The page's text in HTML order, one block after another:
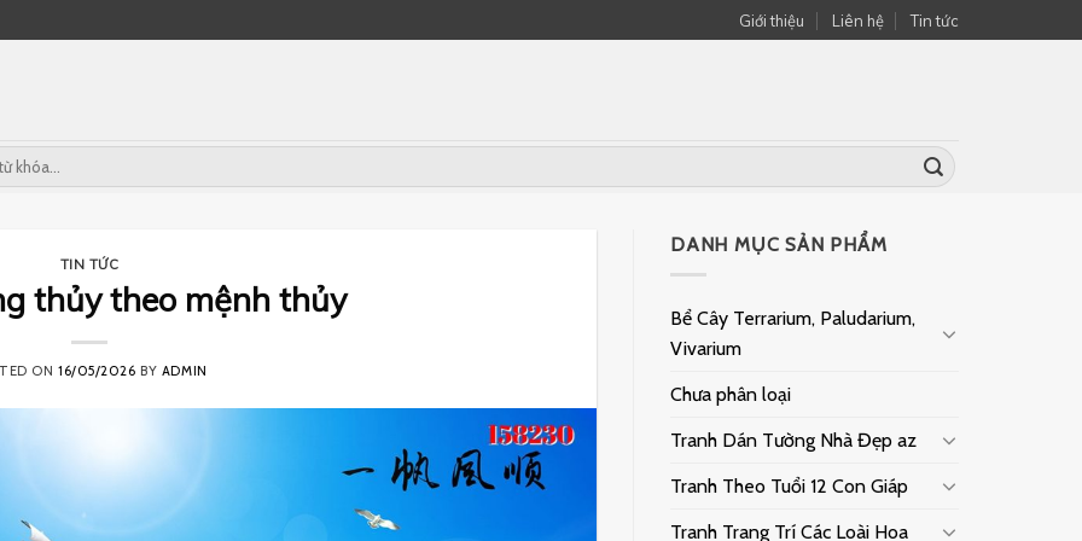
Giới thiệu Liên hệ Tin tức
TIN TỨC
thủy theo mệnh thủy
ON 16/05/2026 BY ADMIN
DANH MỤC SẢN PHẨM
Bể Cây Terrarium, Paludarium,
Vivarium
Chưa phân loại
Tranh Dán Tường Nhà Đẹp az
Tranh Theo Tuổi 12 Con Giáp
Tranh Trang Trí Các Loài Hoa